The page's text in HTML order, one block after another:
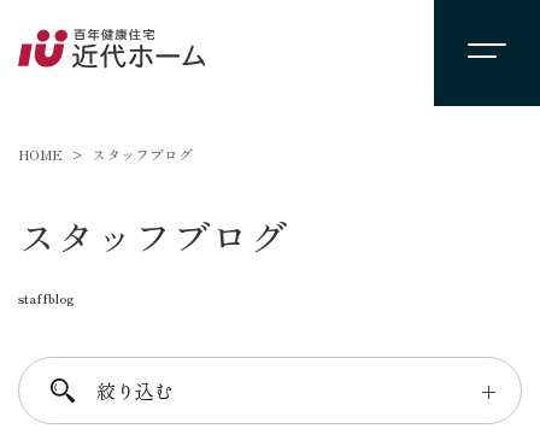
HOME スタッフブログ
スタッフブログ
staffblog
絞り込む ＋